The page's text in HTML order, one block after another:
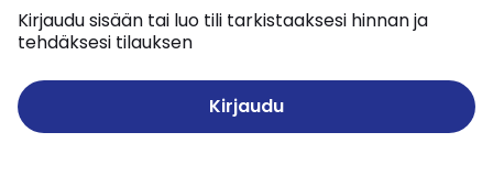
Kirjaudu sisään tai luo tili tarkistaaksesi hinnan ja
tehdäksesi tilauksen
Kirjaudu